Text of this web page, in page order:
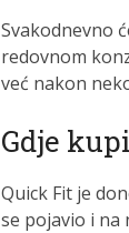
Svakodnevno
redovnom
već nakon
Gdje
Quick Fit je
se pojavio i